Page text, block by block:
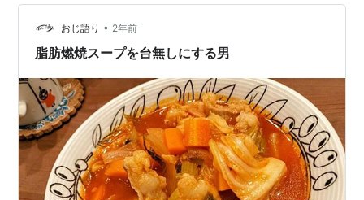
す。 大分久し振りにフィットボクシング2をやってみた
んですけど、なんかジャストの判定が出やすい気がしま
す。北斗の拳だと、なぜかジャブとかアッ…
おじ語り • 2年前
脂肪燃焼スープを台無しにする男